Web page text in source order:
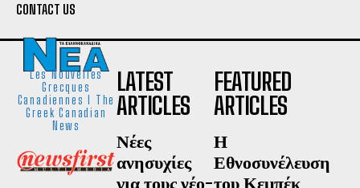
CONTACT US
Les Nouvelles
Grecques
Canadiennes I The
Greek Canadian
News
LATEST
ARTICLES
Νέες
ανησυχίες
για τους νέο-
FEATURED
ARTICLES
Η
Εθνοσυνέλευση
του Κεμπέκ